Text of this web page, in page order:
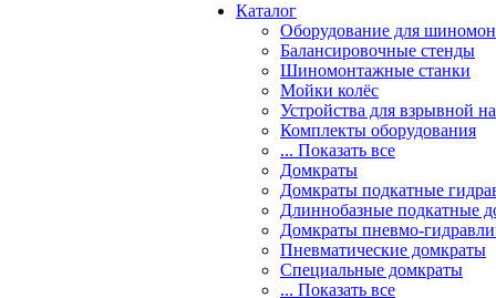
Каталог
Оборудование для
Балансировочные стенды
Шиномонтажные станки
Мойки колёс
Устройства для взрывной
Комплекты оборудования
... Показать все
Домкраты
Домкраты подкатные
Длиннобазные подкатные
Домкраты пневмо-
Пневматические домкраты
Специальные домкраты
... Показать все